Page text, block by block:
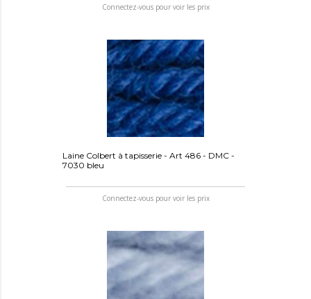
Connectez-vous pour voir les prix
Laine Colbert à tapisserie - Art 486 - DMC -
7030 bleu
Connectez-vous pour voir les prix